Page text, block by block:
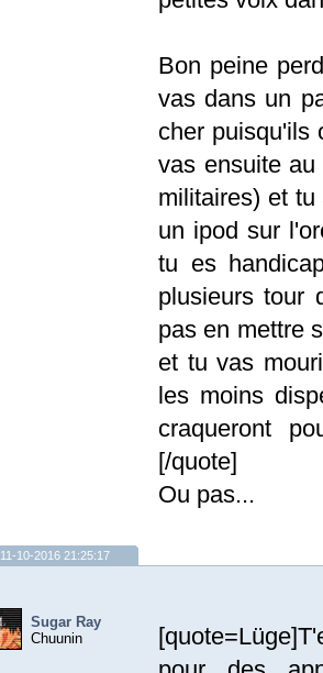
Bon peine
vas dans un
cher puisqu'ils
vas ensuite
militaires) et
un ipod sur
tu es
plusieurs tour
pas en mettre
et tu vas
les moins
craqueront
[/quote]
Ou pas...
11-10-2016 21:25:17
Sugar Ray
Chuunin